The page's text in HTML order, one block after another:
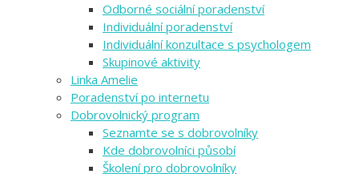
Odborné sociální poradenství
Individuální poradenství
Individuální konzultace s psychologem
Skupinové aktivity
Linka Amelie
Poradenství po internetu
Dobrovolnický program
Seznamte se s dobrovolníky
Kde dobrovolníci působí
Školení pro dobrovolníky